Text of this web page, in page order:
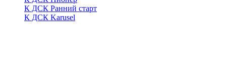
К ДСК Ранний старт
К ДСК Karusel